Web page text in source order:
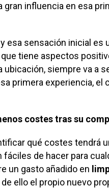
gran influencia en esa
esa sensación inicial es
tiene aspectos
ubicación, siempre va a
primera experiencia, el
costes tras su
qué costes tendrá
de hacer para
un gasto añadido en
ello el propio nuevo